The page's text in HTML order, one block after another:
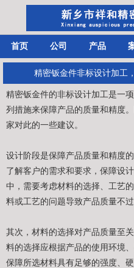
首页 公司 产品
精密钣金件非标设计加工
精密钣金件的非标设计加工是一
列措施来保障产品的质量和精度
家对此的一些建议。
设计阶段是保障产品质量和精度
了解客户的需求和要求，保障设
中，需要考虑材料的选择、工艺
料或工艺的问题导致产品质量不过
其次，材料的选择对产品质量至
料的选择应根据产品的使用环境
保障所选材料具有足够的强度、